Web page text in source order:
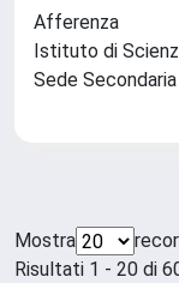
Afferenza
Istituto di
Sede
Mostra
Risultati 1 - 20 di